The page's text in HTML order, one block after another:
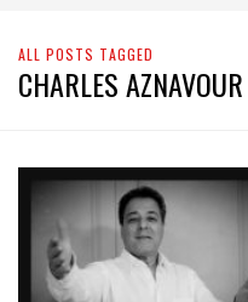
ALL POSTS TAGGED
CHARLES AZNAVOUR